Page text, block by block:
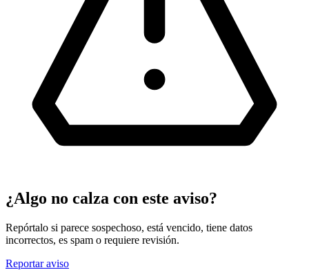
¿Algo no calza con este aviso?
Repórtalo si parece sospechoso, está vencido, tiene datos
incorrectos, es spam o requiere revisión.
Reportar aviso